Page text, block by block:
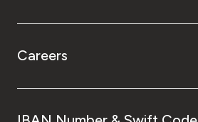
Careers